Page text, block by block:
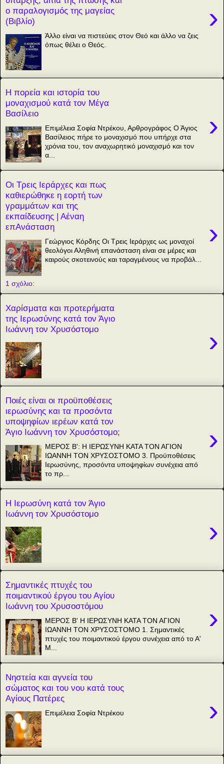
ο παραλογισμός της μαγείας
(Βιβλίο)
›
Άλλο είναι να πιστεύεις στον Θεό και άλλο να ζεις
όπως θέλει ο Θεός.
Η πορεία και ιστορία του
μοναχισμού κατά τον Μέγα
Βασίλειο
›
Επιμέλεια Σοφία Ντρέκου, Αρθρογράφος Ο Άγιος
Βασίλειος πήρε το μοναχισμό που υπήρχε στα
χρόνια του, τον αναχωρητικό μοναχισμό και τον
α...
Οι Τρεις Ιεράρχες και πως
καθιερώθηκε η εορτή των
γραμμάτων και της
εκπαίδευσης | Αέναη
επΑνάσταση
›
Γεώργιος Κόρδης Οι Τρεις Ιεράρχες ως μοναχοί
θεολόγοι Αληθινή επανάσταση είναι σε μέρες και
καιρούς σκοτεινούς και ταραγμένους να προβάλ...
1 σχόλιο:
Χαρίσματα και προτερήματα
της Ιερωσύνης κατά τον Άγιο
Ιωάννη τον Χρυσόστομο
›
Ποιές είναι οι προϋποθέσεις
ιερωσύνης και τα προσόντα
υποψηφίων ιερέων κατά τον
Άγιο Ιωάννη τον Χρυσόστομο;
›
ΜΕΡΟΣ Β': Η ΙΕΡΩΣΥΝΗ ΚΑΤΑ ΤΟΝ ΑΓΙΟΝ
ΙΩΑΝΝΗ ΤΟΝ ΧΡΥΣΟΣΤΟΜΟ 3. Προϋποθέσεις
Ιερωσύνης, προσόντα υποψηφίων συνέχεια από
το πρ...
Η Ιερωσύνη κατά τον Άγιο
Ιωάννη τον Χρυσόστομο
›
Σημαντικές πτυχές του
ποιμαντικού έργου του Αγίου
Ιωάννη του Χρυσοστόμου
›
ΜΕΡΟΣ Β' Η ΙΕΡΩΣΥΝΗ ΚΑΤΑ ΤΟΝ ΑΓΙΟΝ
ΙΩΑΝΝΗ ΤΟΝ ΧΡΥΣΟΣΤΟΜΟ 1. Σημαντικές
πτυχές του ποιμαντικού έργου συνέχεια από το Α'
Μ...
Νηστεία και αγνεία του
σώματος και του νου κατά τους
Αγίους Πατέρες
›
Επιμέλεια Σοφία Ντρέκου